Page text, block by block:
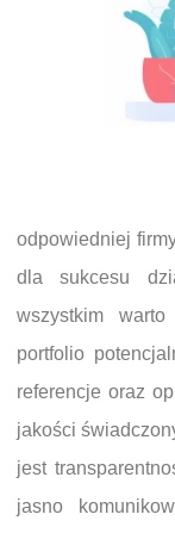
odpowiedniej
dla sukcesu
wszystkim
portfolio
referencje oraz
jakości
jest
jasno